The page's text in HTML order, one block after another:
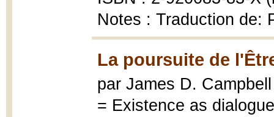
Notes : Traduction de:
La poursuite de
par James D.
= Existence as